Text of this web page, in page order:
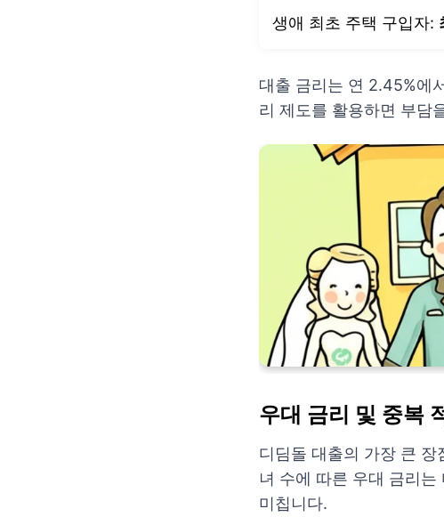
생애 최초 주택 구입자:
대출 금리는 연 2.45%에
리 제도를 활용하면 부담
우대 금리 및 중복
디딤돌 대출의 가장 큰
녀 수에 따른 우대 금리
미칩니다.